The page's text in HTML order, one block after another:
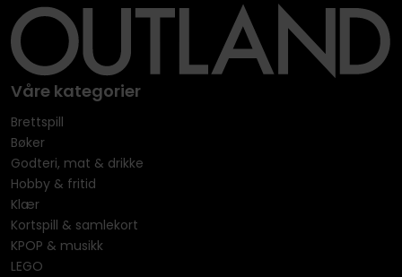
Våre kategorier
Brettspill
Bøker
Godteri, mat & drikke
Hobby & fritid
Klær
Kortspill & samlekort
KPOP & musikk
LEGO